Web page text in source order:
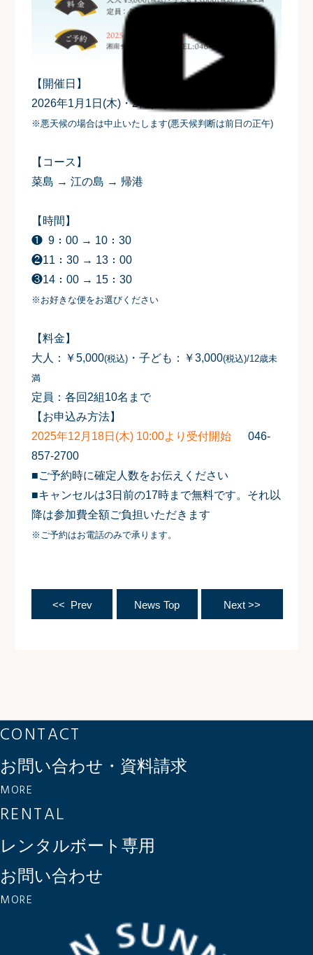
【開催日】
2026年1月1日(木)・2日(金)・3日(土)
※悪天候の場合は中止いたします(悪天候判断は前日の正午)
【コース】
菜島 → 江の島 → 帰港
【時間】
❶ 9：00 → 10：30
❷11：30 → 13：00
❸14：00 → 15：30
※お好きな便をお選びください
【料金】
大人：￥5,000(税込)・子ども：￥3,000(税込)/12歳未
満
定員：各回2組10名まで
【お申込み方法】
2025年12月18日(木) 10:00より受付開始
046-
857-2700
■ご予約時に確定人数をお伝えください
■キャンセルは3日前の17時まで無料です。それ以
降は参加費全額ご負担いただきます
※ご予約はお電話のみで承ります。
<< Prev News Top Next >>
CONTACT
お問い合わせ・資料請求
MORE
RENTAL
レンタルボート専用
お問い合わせ
MORE